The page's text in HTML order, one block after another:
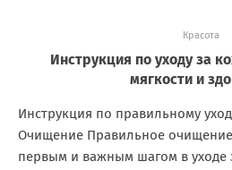
Красота
Инструкция по уходу за
мягкости и
Инструкция по правильному
Очищение Правильное очищение
первым и важным шагом в уходе